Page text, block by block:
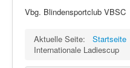
Vbg. Blindensportclub VBSC
Aktuelle Seite: Startseite
Internationale Ladiescup